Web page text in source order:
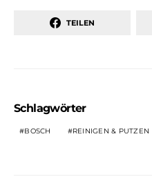
TEILEN
Schlagwörter
BOSCH REINIGEN & PUTZEN